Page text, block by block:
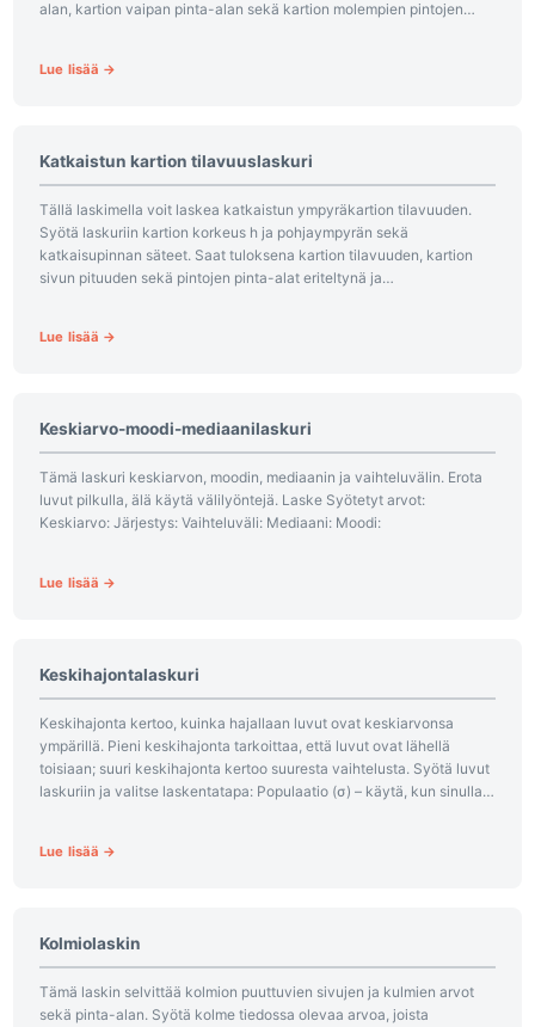
alan, kartion vaipan pinta-alan sekä kartion molempien pintojen
Lue lisää →
Katkaistun kartion tilavuuslaskuri
Tällä laskimella voit laskea katkaistun ympyräkartion tilavuuden.
Syötä laskuriin kartion korkeus h ja pohjaympyrän sekä
katkaisupinnan säteet. Saat tuloksena kartion tilavuuden, kartion
sivun pituuden sekä pintojen pinta-alat eriteltynä ja
Lue lisää →
Keskiarvo-­moodi-­mediaani­laskuri
Tämä laskuri keskiarvon, moodin, mediaanin ja vaihteluvälin. Erota
luvut pilkulla, älä käytä välilyöntejä. Laske Syötetyt arvot:
Keskiarvo: Järjestys: Vaihteluväli: Mediaani: Moodi:
Lue lisää →
Keskihajontalaskuri
Keskihajonta kertoo, kuinka hajallaan luvut ovat keskiarvonsa
ympärillä. Pieni keskihajonta tarkoittaa, että luvut ovat lähellä
toisiaan; suuri keskihajonta kertoo suuresta vaihtelusta. Syötä luvut
laskuriin ja valitse laskentatapa: Populaatio (σ) – käytä, kun sinulla
Lue lisää →
Kolmiolaskin
Tämä laskin selvittää kolmion puuttuvien sivujen ja kulmien arvot
sekä pinta-alan. Syötä kolme tiedossa olevaa arvoa, joista